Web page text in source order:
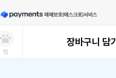
찜
장바구니 담기